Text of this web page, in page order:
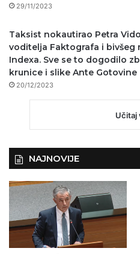
29/11/2023
Taksist nokautirao Petra
voditelja Faktografa i bivšeg
Indexa. Sve se to dogodilo
krunice i slike Ante Gotovine
20/12/2023
Učitaj
NAJNOVIJE